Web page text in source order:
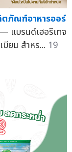
ภัณฑ์อาหารออร์
— แบรนด์เฮอริเทจ
ยม สำหร... 19